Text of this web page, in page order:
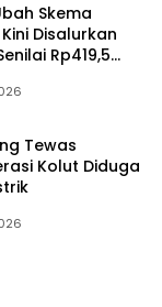
Skema
Disalurkan
Rp419,5
Tewas
Kolut Diduga